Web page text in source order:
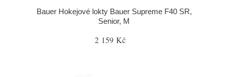
Bauer Hokejové lokty Bauer Supreme F40 SR,
Senior, M
2 159 Kč